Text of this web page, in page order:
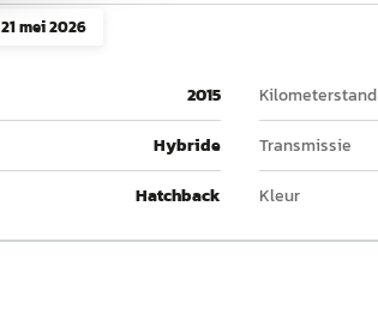
21 mei 2026
2015 Kilometerstand
Hybride Transmissie
Hatchback Kleur